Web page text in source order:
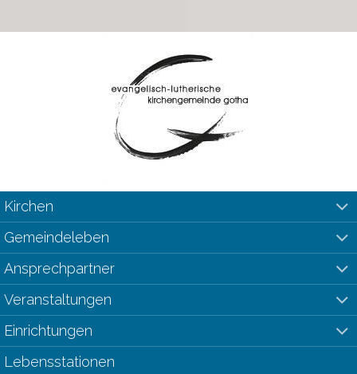
Kirchen
Gemeindeleben
Ansprechpartner
Veranstaltungen
Einrichtungen
Lebensstationen